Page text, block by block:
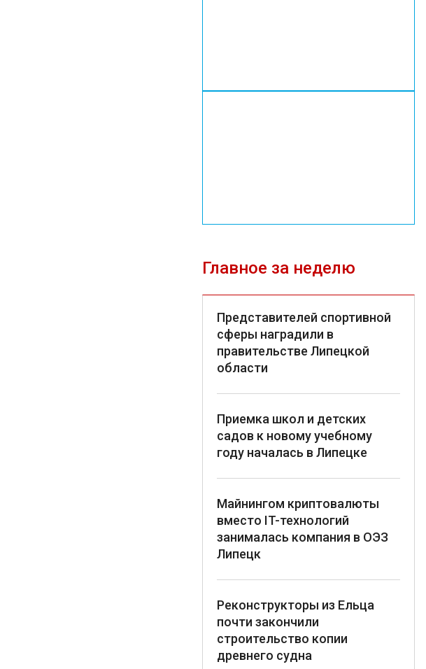
Главное за неделю
Представителей спортивной
сферы наградили в
правительстве Липецкой
области
Приемка школ и детских
садов к новому учебному
году началась в Липецке
Майнингом криптовалюты
вместо IT-технологий
занималась компания в ОЭЗ
Липецк
Реконструкторы из Ельца
почти закончили
строительство копии
древнего судна